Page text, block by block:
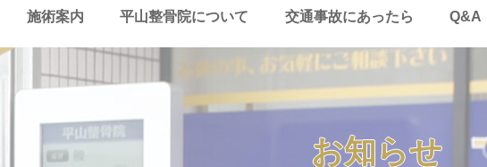
施術案内 平山整骨院について 交通事故にあったら Q&A
お知らせ